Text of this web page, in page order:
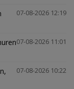
07-08-2026 12:19
07-08-2026 11:01
07-08-2026 10:22